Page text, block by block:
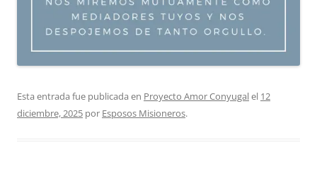
Esta entrada fue publicada en Proyecto Amor Conyugalel 12
diciembre, 2025 por Esposos Misioneros.